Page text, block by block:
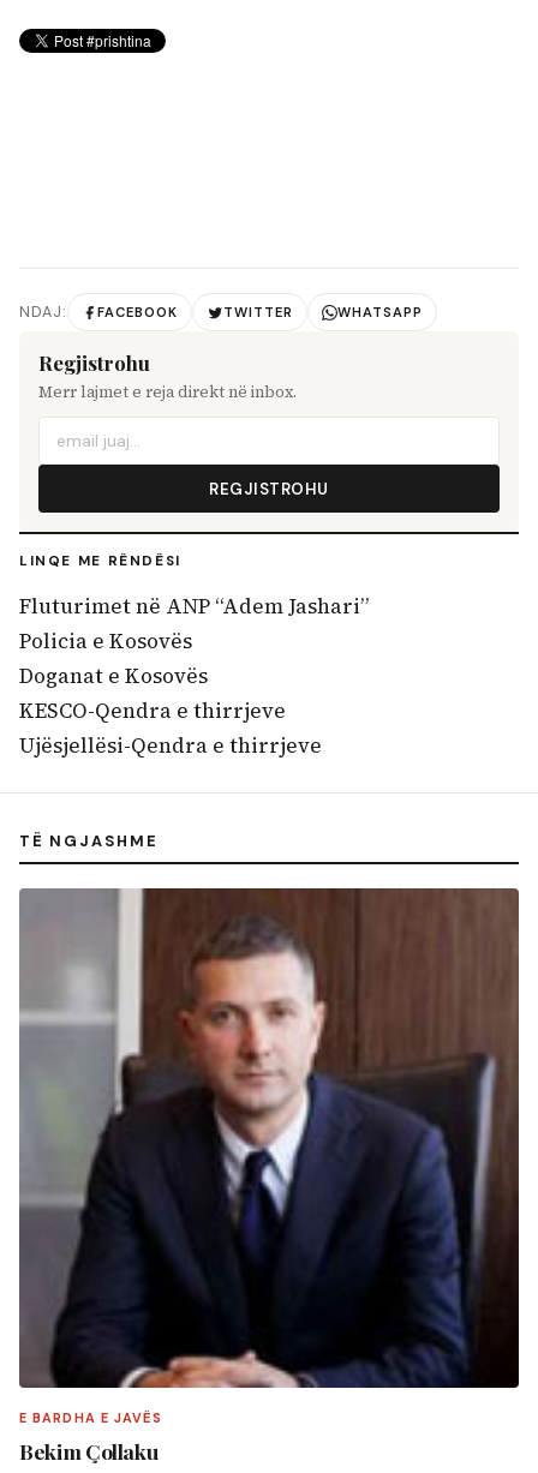
NDAJ: FACEBOOK TWITTER WHATSAPP
Regjistrohu
Merr lajmet e reja direkt në inbox.
REGJISTROHU
LINQE ME RËNDËSI
Fluturimet në ANP “Adem Jashari”
Policia e Kosovës
Doganat e Kosovës
KESCO-Qendra e thirrjeve
Ujësjellësi-Qendra e thirrjeve
TË NGJASHME
E BARDHA E JAVËS
Bekim Çollaku